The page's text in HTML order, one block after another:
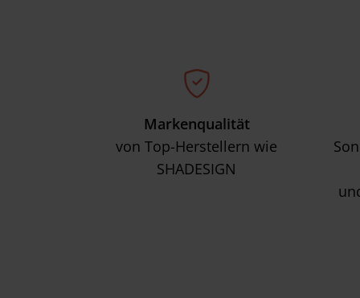
Markenqualität
von Top-Herstellern wie
SHADESIGN